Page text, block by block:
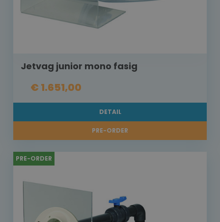
Jetvag junior mono fasig
€ 1.651,00
DETAIL
PRE-ORDER
PRE-ORDER